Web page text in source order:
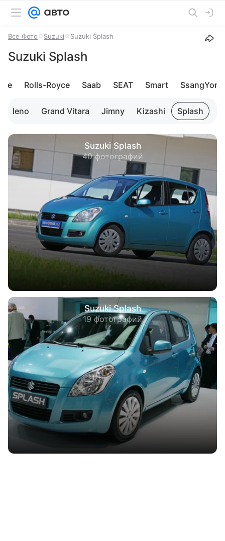
Все Фото Suzuki Suzuki Splash
Suzuki Splash
Rolls-Royce Saab SEAT Smart SsangYong
Baleno Grand Vitara Jimny Kizashi Splash
Suzuki Splash
40 фотографий
Suzuki Splash
19 фотографий